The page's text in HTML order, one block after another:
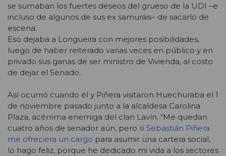
se sumaban los fuertes deseos del grueso de la UDI –e
incluso de algunos de sus ex samuráis– de sacarlo de
escena.
Eso dejaba a Longueira con mejores posibilidades,
luego de haber reiterado varias veces en público y en
privado sus ganas de ser ministro de Vivienda, al costo
de dejar el Senado.
Así ocurrió cuando él y Piñera visitaron Huechuraba el 1
de noviembre pasado junto a la alcaldesa Carolina
Plaza, acérrima enemiga del clan Lavín. “Me quedan
cuatro años de senador aún, pero si Sebastián Piñera
me ofreciera un cargo para asumir una cartera social,
lo hago feliz, porque he dedicado mi vida a los sectores